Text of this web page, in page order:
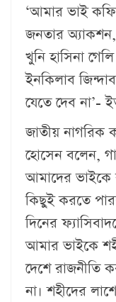
‘আমার ভাই
জনতার অ্যাকশন,
খুনি হাসিনা
ইনকিলাব
যেতে দেব না’-
জাতীয় নাগরিক
হোসেন বলেন,
আমাদের
কিছুই করতে
দিনের
আমার ভাইকে
দেশে রাজনীতি
না। শহীদের